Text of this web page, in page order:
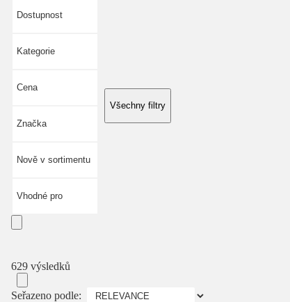
Dostupnost
Kategorie
Cena
Značka
Nově v sortimentu
Vhodné pro
Všechny filtry
629 výsledků
Seřazeno podle: